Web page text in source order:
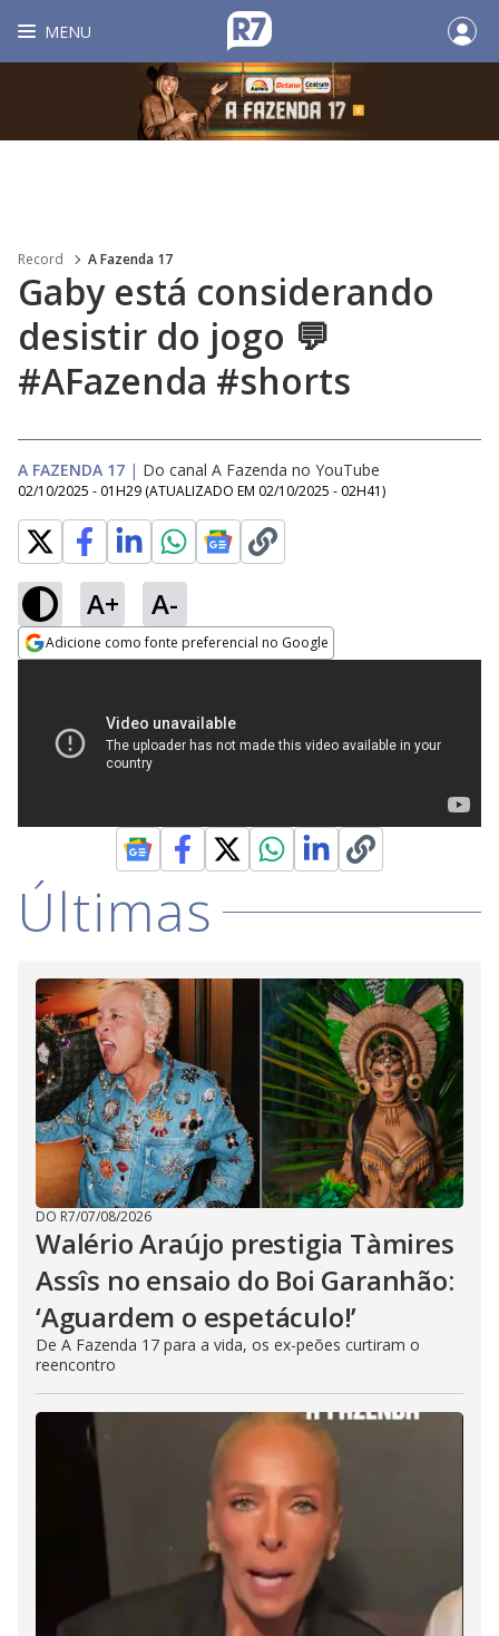
MENU
Record A Fazenda 17
Gaby está considerando
desistir do jogo 💬
#AFazenda #shorts
A FAZENDA 17 | Do canal A Fazenda no YouTube
02/10/2025 - 01H29 (ATUALIZADO EM 02/10/2025 - 02H41)
A+ A-
Adicione como fonte preferencial no Google
Últimas
DO R7/07/08/2026
Walério Araújo prestigia Tàmires
Assîs no ensaio do Boi Garanhão:
‘Aguardem o espetáculo!’
De A Fazenda 17 para a vida, os ex-peões curtiram o
reencontro